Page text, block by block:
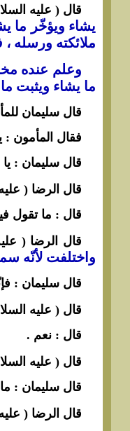
قال ( عليه
يشاء ويؤخّر ما
ملائكته ورسله
وعلم عنده
ما يشاء ويثبت
قال سليمان
فقال المأمون
قال سليمان :
قال الرضا (
قال : ما تقول
قال الرضا (
واختلفت لأنّه
قال سليمان :
قال ( عليه
قال : نعم .
قال ( عليه
قال سليمان :
قال الرضا (